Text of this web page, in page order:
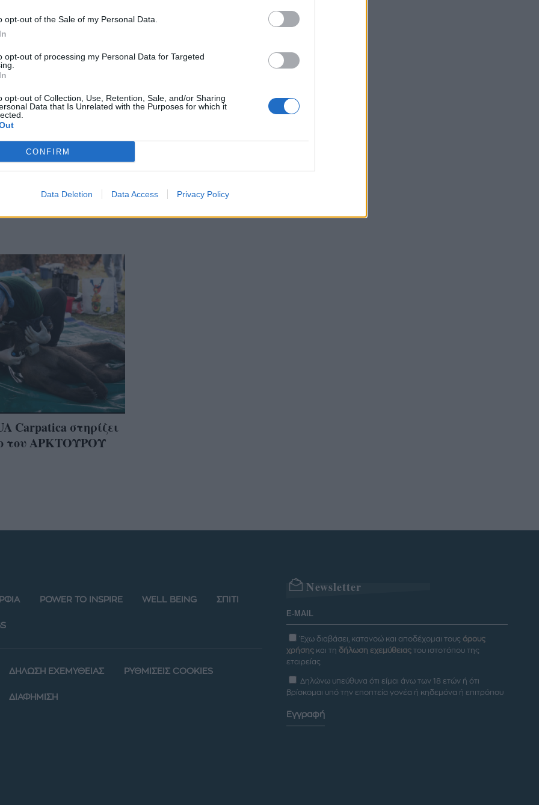
opt-out of the Sale of my Personal Data.
opt-out of processing my Personal Data for Targeted
opt-out of Collection, Use, Retention, Sale, and/or Sharing
Data that Is Unrelated with the Purposes for which it
CONFIRM
Data Deletion Data Access Privacy Policy
η επιδερμίδα και η
της ενυδάτωσης
κορυφή ως τα
Carpatica στηρίζει
του ΑΡΚΤΟΥΡΟΥ
POWER TO INSPIRE WELL BEING ΣΠΙΤΙ
ΔΗΛΩΣΗ ΕΧΕΜΥΘΕΙΑΣ ΡΥΘΜΙΣΕΙΣ COOKIES
ΔΙΑΦΗΜΙΣΗ
Newsletter
Έχω διαβάσει, κατανοώ και αποδέχομαι τους όρους
χρήσης και τη δήλωση εχεμύθειας του ιστοτόπου της
εταιρείας
Δηλώνω υπεύθυνα ότι είμαι άνω των 18 ετών ή ότι
βρίσκομαι υπό την εποπτεία γονέα ή κηδεμόνα ή επιτρόπου
Εγγραφή